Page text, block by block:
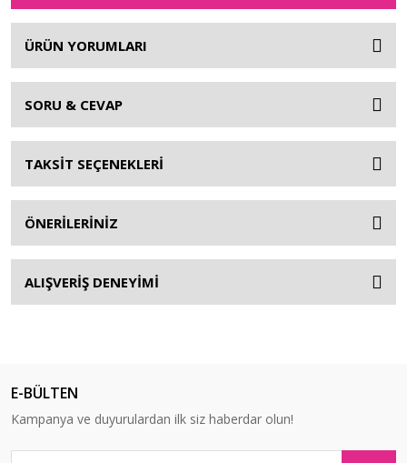
ÜRÜN YORUMLARI
SORU & CEVAP
TAKSİT SEÇENEKLERİ
ÖNERİLERİNİZ
ALIŞVERİŞ DENEYİMİ
E-BÜLTEN
Kampanya ve duyurulardan ilk siz haberdar olun!